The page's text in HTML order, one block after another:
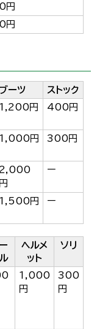
円
円
ーツ
ストック
1,200円 400円
1,000円 300円
2,000
円
ー
1,500円 ー
ヘルメ
ット
ソリ
1,000
円
300
円